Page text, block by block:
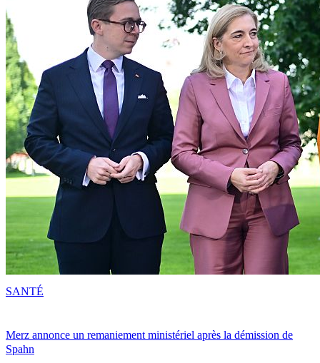
Merz annonce un remaniement ministériel après la démission de
Spahn
SANTÉ